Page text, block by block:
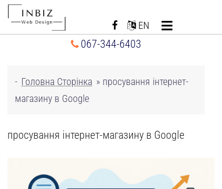
Перейти
EN
067-344-6403
- Головна Сторінка » просування інтернет-
магазину в Google
просування інтернет-магазину в Google